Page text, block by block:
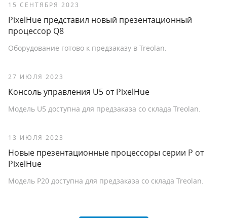
15 СЕНТЯБРЯ 2023
PixelHue представил новый презентационный
процессор Q8
Оборудование готово к предзаказу в Treolan.
27 ИЮЛЯ 2023
Консоль управления U5 от PixelHue
Модель U5 доступна для предзаказа со склада Treolan.
13 ИЮЛЯ 2023
Новые презентационные процессоры серии P от
PixelHue
Модель P20 доступна для предзаказа со склада Treolan.